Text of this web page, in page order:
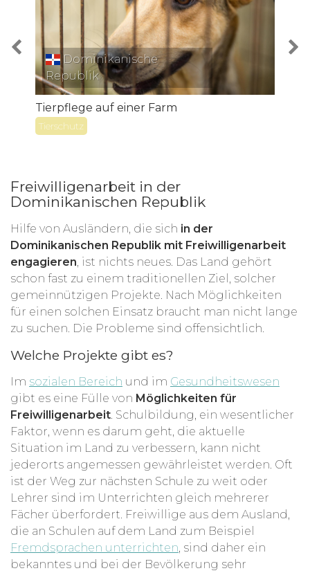
Dominikanische
Republik
Tierpflege auf einer Farm
Tierschutz
Freiwilligenarbeit in der
Dominikanischen Republik
Hilfe von Ausländern, die sich in der
Dominikanischen Republik mit Freiwilligenarbeit
engagieren , ist nichts neues. Das Land gehört
schon fast zu einem traditionellen Ziel, solcher
gemeinnützigen Projekte. Nach Möglichkeiten
für einen solchen Einsatz braucht man nicht lange
zu suchen. Die Probleme sind offensichtlich.
Welche Projekte gibt es?
Im sozialen Bereich und im Gesundheitswesen
gibt es eine Fülle von Möglichkeiten für
Freiwilligenarbeit . Schulbildung, ein wesentlicher
Faktor, wenn es darum geht, die aktuelle
Situation im Land zu verbessern, kann nicht
jederorts angemessen gewährleistet werden. Oft
ist der Weg zur nächsten Schule zu weit oder
Lehrer sind im Unterrichten gleich mehrerer
Fächer überfordert. Freiwillige aus dem Ausland,
die an Schulen auf dem Land zum Beispiel
Fremdsprachen unterrichten , sind daher ein
bekanntes und bei der Bevölkerung sehr